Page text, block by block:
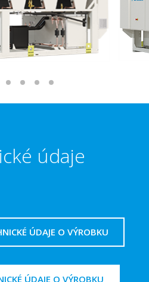
údaje
ÚDAJE O VÝROBKU
ÚDAJE O VÝROBKU